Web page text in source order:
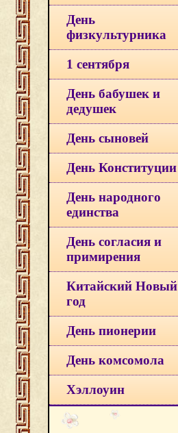
День
физкультурника
1 сентября
День бабушек и
дедушек
День сыновей
День Конституции
День народного
единства
День согласия и
примирения
Китайский Новый
год
День пионерии
День комсомола
Хэллоуин